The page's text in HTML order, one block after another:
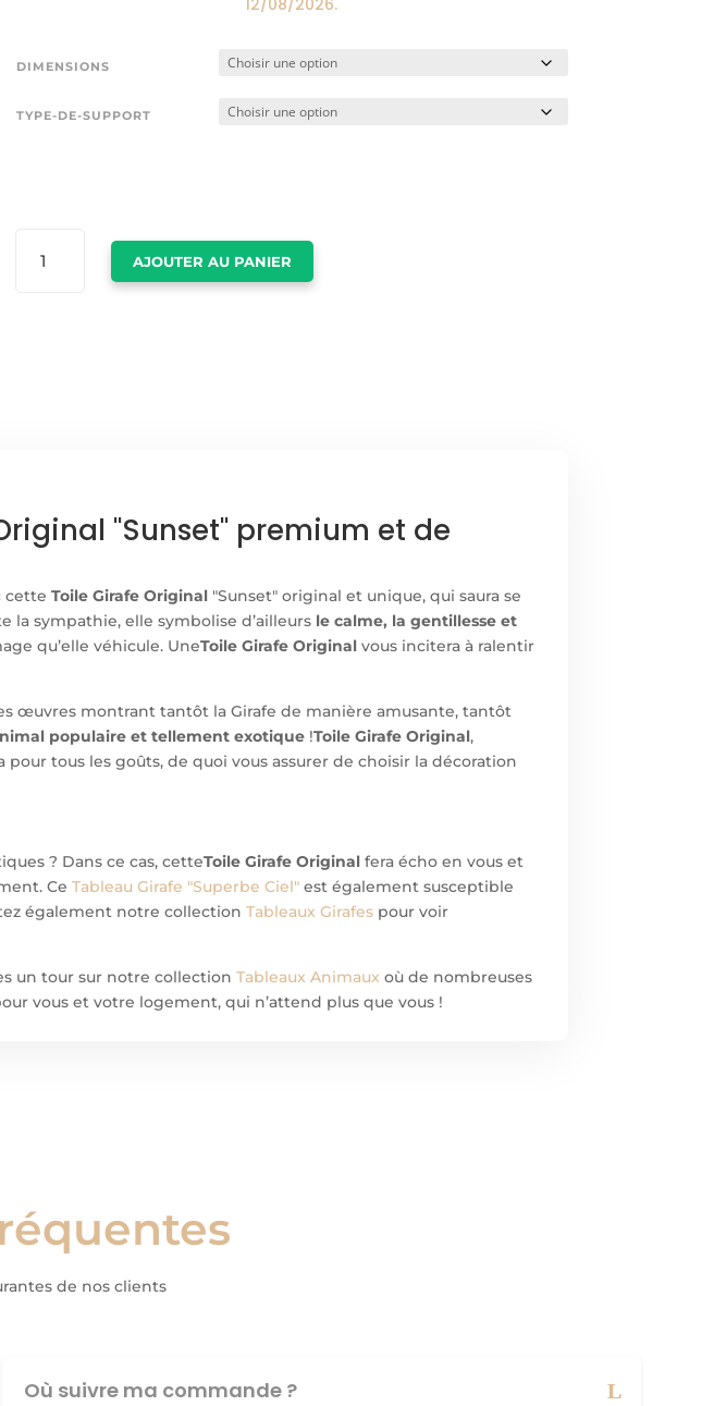
DIMENSIONS
TYPE-DE-SUPPORT
AJOUTER AU PANIER
"Sunset" premium et de
cetteToile Girafe Original "Sunset" original et unique, qui saura se
la sympathie, elle symbolise d’ailleurs le calme, la gentillesse et
qu’elle véhicule. UneToile Girafe Original vous incitera à ralentir
œuvres montrant tantôt la Girafe de manière amusante, tantôt
populaire et tellement exotique !Toile Girafe Original,
pour tous les goûts, de quoi vous assurer de choisir la décoration
? Dans ce cas, cetteToile Girafe Original fera écho en vous et
CeTableauGirafe "Superbe Ciel" est également susceptible
également notre collectionTableaux Girafes pour voir
un tour sur notre collectionTableaux Animaux où de nombreuses
vous et votre logement, qui n’attend plus que vous !
de nos clients
Où suivre ma commande ?